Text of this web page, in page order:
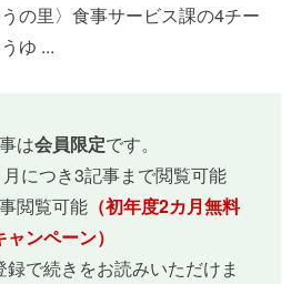
の里〉食事サービス課の4チー
ゆ ...
は会員限定です。
につき3記事まで閲覧可能
閲覧可能（初年度2カ月無料
ャンペーン）
で続きをお読みいただけま